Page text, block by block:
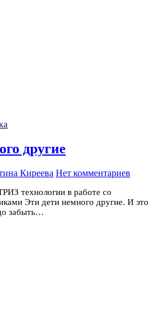
другие
Киреева Нет комментариев
технологии в работе со
Эти дети немного другие. И это
забыть…